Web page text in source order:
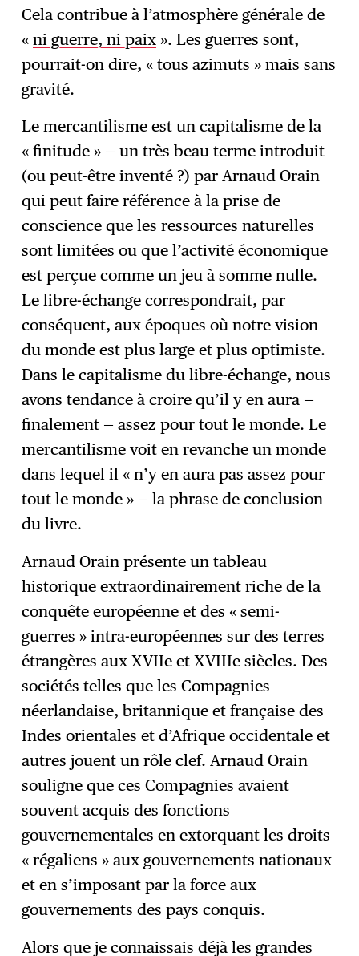
Cela contribue à l’atmosphère générale de
«ni guerre, ni paix ». Les guerres sont,
pourrait-on dire, « tous azimuts » mais sans
gravité.
Le mercantilisme est un capitalisme de la
« finitude » — un très beau terme introduit
(ou peut-être inventé ?) par Arnaud Orain
qui peut faire référence à la prise de
conscience que les ressources naturelles
sont limitées ou que l’activité économique
est perçue comme un jeu à somme nulle.
Le libre-échange correspondrait, par
conséquent, aux époques où notre vision
du monde est plus large et plus optimiste.
Dans le capitalisme du libre-échange, nous
avons tendance à croire qu’il y en aura —
finalement — assez pour tout le monde. Le
mercantilisme voit en revanche un monde
dans lequel il « n’y en aura pas assez pour
tout le monde » — la phrase de conclusion
du livre.
Arnaud Orain présente un tableau
historique extraordinairement riche de la
conquête européenne et des « semi-
guerres » intra-européennes sur des terres
étrangères aux XVIIe et XVIIIe siècles. Des
sociétés telles que les Compagnies
néerlandaise, britannique et française des
Indes orientales et d’Afrique occidentale et
autres jouent un rôle clef. Arnaud Orain
souligne que ces Compagnies avaient
souvent acquis des fonctions
gouvernementales en extorquant les droits
« régaliens » aux gouvernements nationaux
et en s’imposant par la force aux
gouvernements des pays conquis.
Alors que je connaissais déjà les grandes